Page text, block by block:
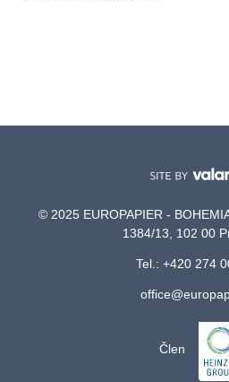
© 2025 EUROPAPIER -
1384/13, 102 00
Tel.: +420 274
Člen